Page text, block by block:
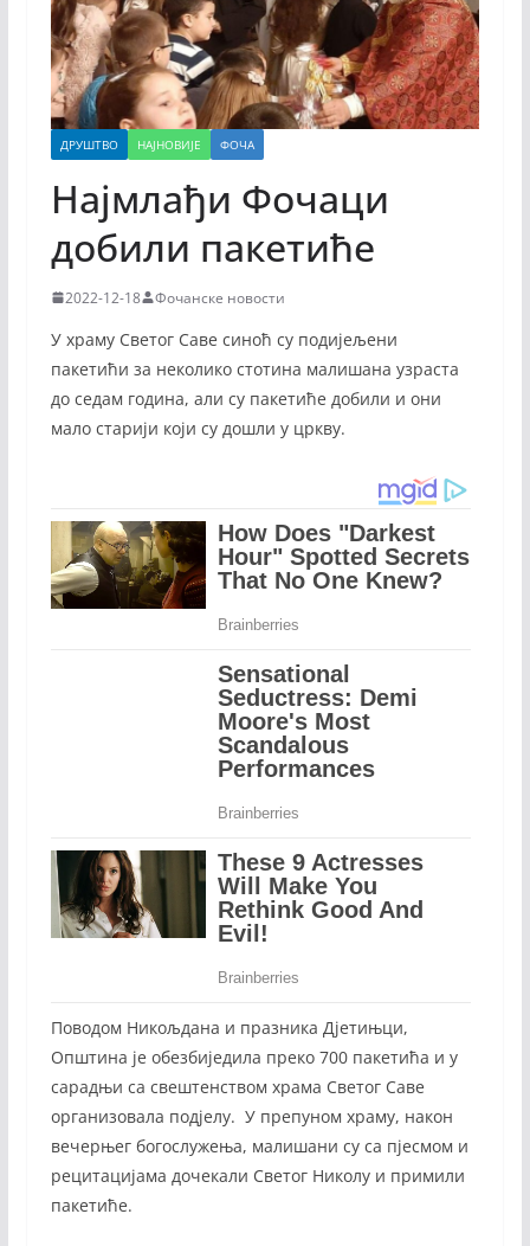
ДРУШТВО НАЈНОВИЈЕ ФОЧА
Најмлађи Фочаци
добили пакетиће
2022-12-18 Фочанске новости
У храму Светог Саве синоћ су подијељени
пакетићи за неколико стотина малишана узраста
до седам година, али су пакетиће добили и они
мало старији који су дошли у цркву.
Поводом Никољдана и празника Дјетињци,
Општина је обезбиједила преко 700 пакетића и у
сарадњи са свештенством храма Светог Саве
организовала подјелу. У препуном храму, након
вечерњег богослужења, малишани су са пјесмом и
рецитацијама дочекали Светог Николу и примили
пакетиће.